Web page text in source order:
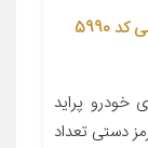
کابل شاخه کوتاه متصل به کاسه چرخ اچ آی سی کد 5990
پراید
ترمز دستی تعداد